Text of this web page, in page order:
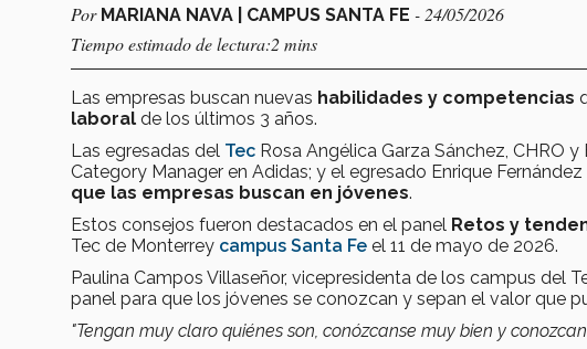
Por MARIANA NAVA | CAMPUS SANTA FE - 24/05/2026
Tiempo estimado de lectura:2 mins
Las empresas buscan nuevas habilidades y competencias
laboral de los últimos 3 años.
Las egresadas del Tec Rosa Angélica Garza Sánchez, CHRO
Category Manager en Adidas; y el egresado Enrique
que las empresas buscan en jóvenes.
Estos consejos fueron destacados en el panel Retos y
Tec de Monterrey campus Santa Fe el 11 de mayo de 2026.
Paulina Campos Villaseñor, vicepresidenta de los campus del
panel para que los jóvenes se conozcan y sepan el valor que
"Tengan muy claro quiénes son, conózcanse muy bien y